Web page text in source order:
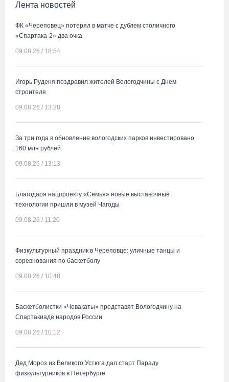
Лента новостей
ФК «Череповец» потерял в матче с дублем столичного
«Спартака-2» два очка
09.08.26 / 18:54
Игорь Руденя поздравил жителей Вологодчины с Днем
строителя
09.08.26 / 13:28
За три года в обновление вологодских парков инвестировано
160 млн рублей
09.08.26 / 13:13
Благодаря нацпроекту «Семья» новые выставочные
технологии пришли в музей Чагоды
09.08.26 / 11:20
Физкультурный праздник в Череповце: уличные танцы и
соревнования по баскетболу
09.08.26 / 10:48
Баскетболистки «Чевакаты» представят Вологодчину на
Спартакиаде народов России
09.08.26 / 10:12
Дед Мороз из Великого Устюга дал старт Параду
физкультурников в Петербурге